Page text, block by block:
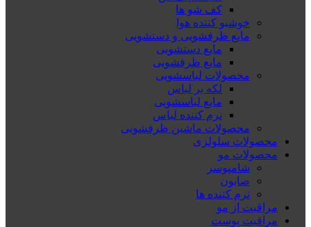
کف شو ها
خوشبو کننده هوا
مایع ظرفشویی و دستشویی
مایع دستشویی
مایع ظرفشویی
محصولات لباسشویی
لکه بر لباس
مایع لباسشویی
نرم کننده لباس
محصولات ماشین ظرفشویی
محصولات سلولزی
محصولات مو
شامپوسر
صابون
نرم کننده ها
مراقبت از مو
مراقبت پوست